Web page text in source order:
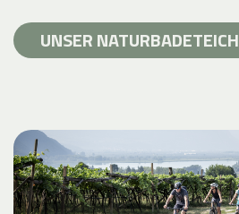
UNSER NATURBADETEICH